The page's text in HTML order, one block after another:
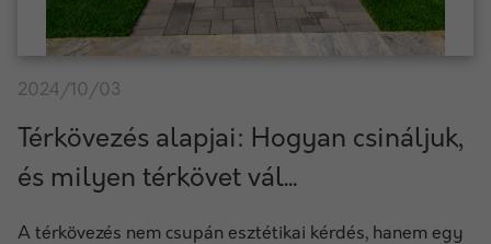
2024/10/03
Térkövezés alapjai: Hogyan csináljuk,
és milyen térkövet vál...
A térkövezés nem csupán esztétikai kérdés, hanem egy